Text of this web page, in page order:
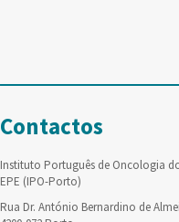
Contactos
Instituto Português de Oncologia
EPE (IPO-Porto)
Rua Dr. António Bernardino de